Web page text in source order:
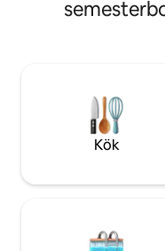
litet kök. Njut av den
perfekt för
kortare vistelser. Inrett med bekväma
sängar,
nödvändigt för en
Kök